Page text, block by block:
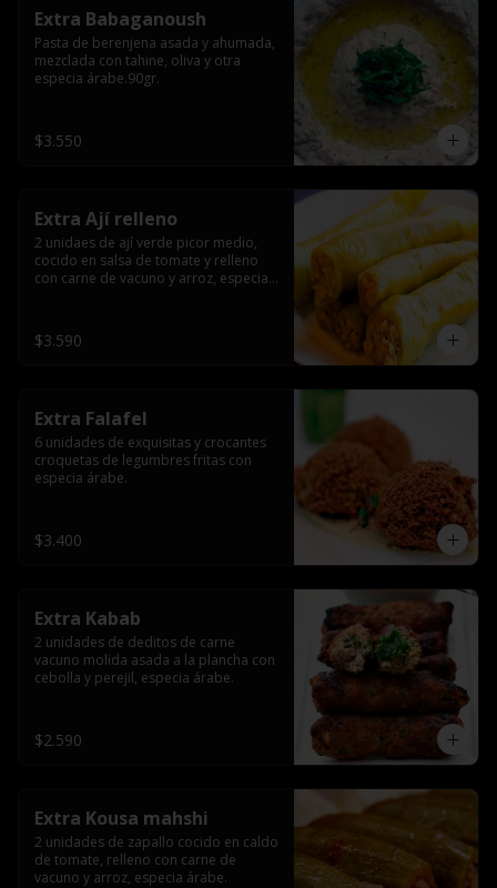
Extra Babaganoush
Pasta de berenjena asada y ahumada,
mezclada con tahine, oliva y otra
especia árabe.90gr.
$3.550
Extra Ají relleno
2 unidaes de ají verde picor medio,
cocido en salsa de tomate y relleno
con carne de vacuno y arroz, especia
$3.590
Extra Falafel
6 unidades de exquisitas y crocantes
croquetas de legumbres fritas con
especia árabe.
$3.400
Extra Kabab
2 unidades de deditos de carne
vacuno molida asada a la plancha con
cebolla y perejil, especia árabe.
$2.590
Extra Kousa mahshi
2 unidades de zapallo cocido en caldo
de tomate, relleno con carne de
vacuno y arroz, especia árabe.